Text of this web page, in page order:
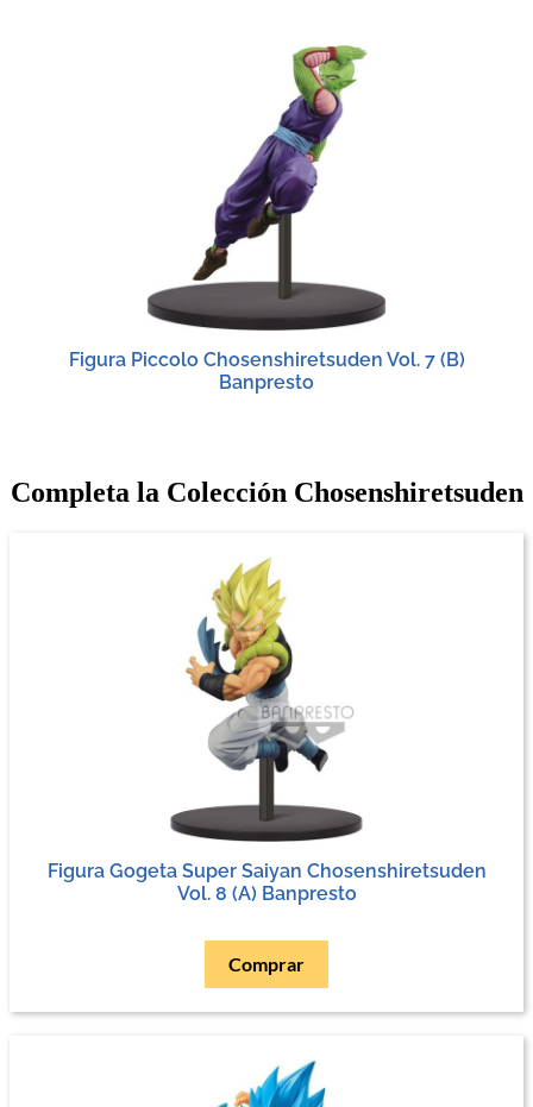
Figura Piccolo Chosenshiretsuden Vol. 7 (B)
Banpresto
Completa la Colección Chosenshiretsuden
Figura Gogeta Super Saiyan Chosenshiretsuden
Vol. 8 (A) Banpresto
Comprar